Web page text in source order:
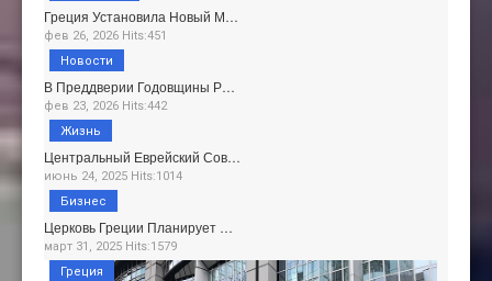
Греция Установила Новый М…
фев 26, 2026 Hits:451
В Преддверии Годовщины Р…
фев 23, 2026 Hits:442
Новости
Центральный Еврейский Сов…
июнь 24, 2025 Hits:1014
Жизнь
Церковь Греции Планирует …
март 31, 2025 Hits:1579
Бизнес
Греция